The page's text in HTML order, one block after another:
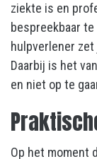
ziekte is en
bespreekbaar
hulpverlener
Daarbij is het
en niet op te
Op het moment